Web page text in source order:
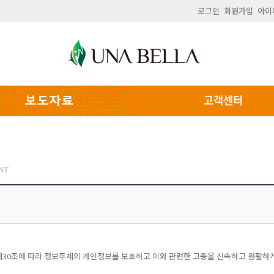
로그인 회원가입 아
조에 따라 정보주체의 개인정보를 보호하고 이와 관련한 고충을 신속하고 원활